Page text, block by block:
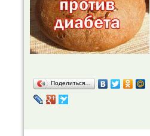
Поделиться…